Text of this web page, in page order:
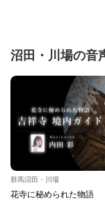
沼田・川場の音
群馬沼田・川場
花寺に秘められた物語